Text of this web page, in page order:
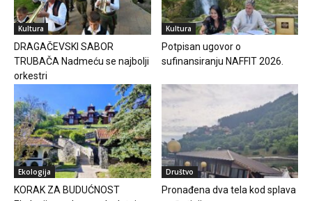
Kultura
DRAGAČEVSKI SABOR
TRUBAČA Nadmeću se najbolji
orkestri
Kultura
Potpisan ugovor o
sufinansiranju NAFFIT 2026.
Ekologija
KORAK ZA BUDUĆNOST
Društvo
Pronađena dva tela kod splava